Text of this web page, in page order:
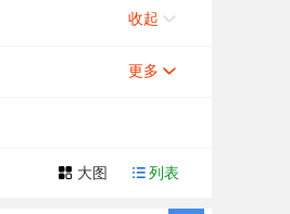
收起
更多
列表
大图